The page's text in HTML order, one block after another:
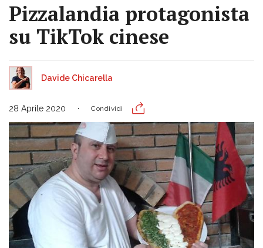
Pizzalandia protagonista
su TikTok cinese
Davide Chicarella
28 Aprile 2020 Condividi